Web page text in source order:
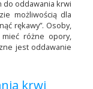
do oddawania krwi
możliwością dla
rękawy”. Osoby,
różne opory,
jest oddawanie
krwi